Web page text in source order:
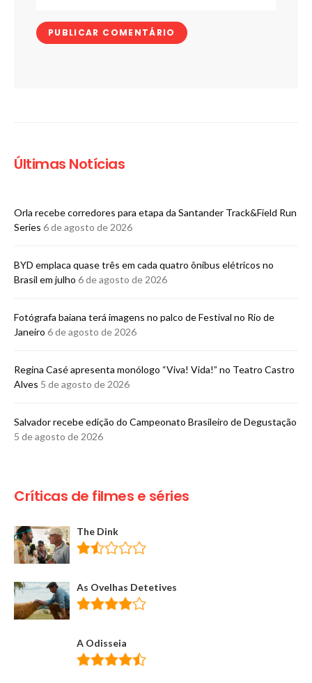
Últimas Notícias
Orla recebe corredores para etapa da Santander Track&Field Run
Series 6 de agosto de 2026
BYD emplaca quase três em cada quatro ônibus elétricos no
Brasil em julho 6 de agosto de 2026
Fotógrafa baiana terá imagens no palco de Festival no Rio de
Janeiro 6 de agosto de 2026
Regina Casé apresenta monólogo “Viva! Vida!” no Teatro Castro
Alves 5 de agosto de 2026
​Salvador recebe edição do Campeonato Brasileiro de Degustação
5 de agosto de 2026
Críticas de filmes e séries
The Dink
As Ovelhas Detetives
A Odisseia